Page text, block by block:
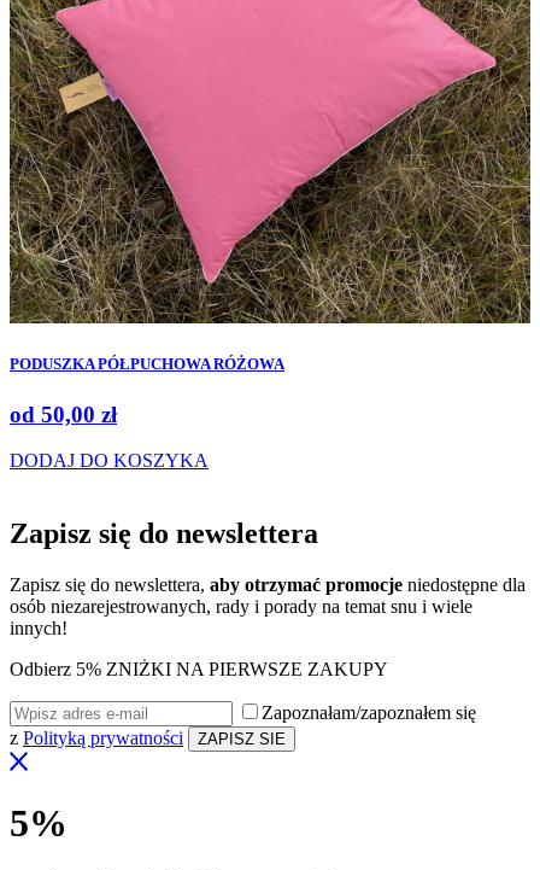
PODUSZKA PÓŁPUCHOWA RÓŻOWA
od 50,00 zł
DODAJ DO KOSZYKA
Zapisz się do newslettera
Zapisz się do newslettera, aby otrzymać promocje niedostępne dla
osób niezarejestrowanych, rady i porady na temat snu i wiele
innych!
Odbierz 5% ZNIŻKI NA PIERWSZE ZAKUPY
Zapoznałam/zapoznałem się
z Polityką prywatności
5%